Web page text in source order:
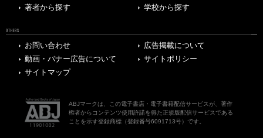
著者から探す
学校から探す
OTHERS
お問い合わせ
広告掲載について
動画・バナー広告について
サイトポリシー
サイトマップ
ABJマークは、この電子書店・電子書籍配信サービスが、著作
権者からコンテンツ使用許諾を得た正規版配信サービスである
ことを示す登録商標（登録番号6091713号）です。